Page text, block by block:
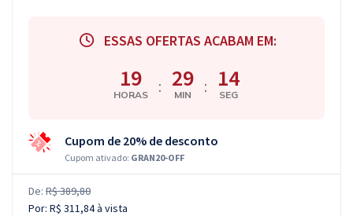
ESSAS OFERTAS ACABAM EM:
19
HORAS : 29
MIN : 13
SEG
Cupom de 20% de desconto
Cupom ativado: GRAN20-OFF
De: R$ 389,80
Por: R$ 311,84à vista